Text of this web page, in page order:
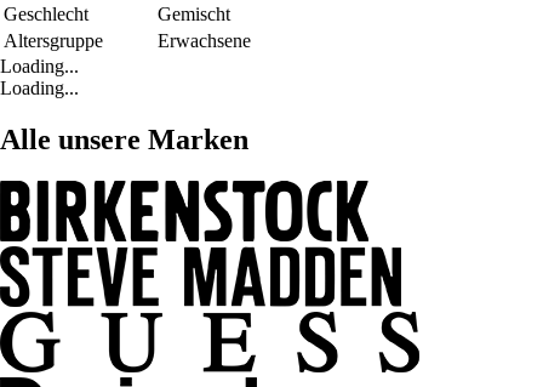
Geschlecht
Gemischt
Altersgruppe
Erwachsene
Loading...
Loading...
Alle unsere Marken